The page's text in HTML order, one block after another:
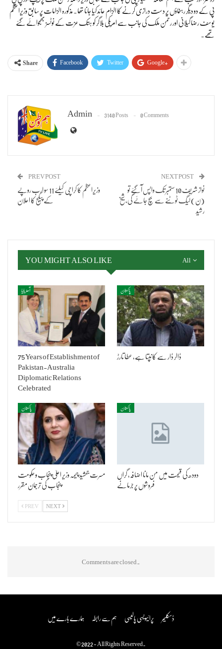
پی کے دو دیگر رہنماؤں پر دست درازی کرنے کا الزام عائد کیا جانا تھا۔ مذکورہ الزامات پر سابق وزیراعظم
یوسف رضا گیلانی اور رحمٰن ملک کی جانب سے امریکی بلاگر کو ہتک عزت کے نوٹسز بھجوائے گئے
تھے۔
Share Facebook Twitter Google+
Admin 3140 Posts 0 Comments
PREV POST
وزیراعظم کا کراچی کیلئے 11 سو ارب روپے
کے پیکج کا اعلان
NEXT POST
نواز شریف 10 ستمبر تک واپس آگئے تو
(ن) لیگ ٹوٹنے سے بچ جائے گی، شیخ
رشید
All
YOU MIGHT ALSO LIKE
آسٹریلیا
75 Years of Establishment of
Pakistan-Australia
Diplomatic Relations
Celebrated
پاکستان
ڈالر ڈار سے کانپتا ہے، عطا تارڑ
پاکستان
مسرت جمشید چیمہ وزیر اعلیٰ پنجاب و حکومت
پنجاب کی ترجمان مقرر
پاکستان
دودھ کی قیمت میں من مانا اضافہ، گراں
فروشوں پر جرمانے
PREV NEXT
Comments are closed.
ہمارے بارے میں ہم سے رابطہ پرائیویسی پالیسی ڈسکلیمر
© 2022 - All Rights Reserved.